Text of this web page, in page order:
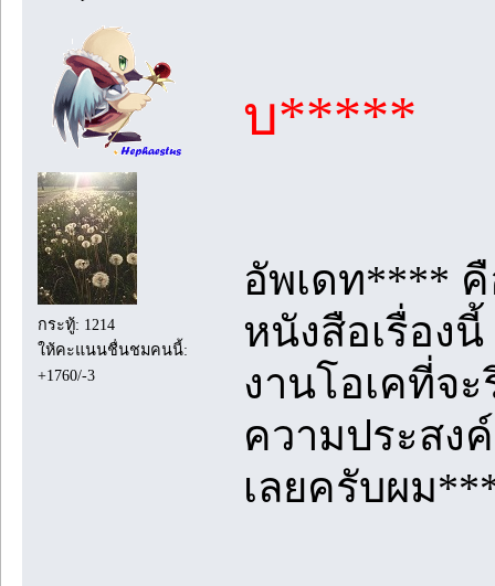
กระทู้: 1214
ให้คะแนนชื่นชมคนนี้:
+1760/-3
บ*****
อัพเดท**** คื
หนังสือเรื่อง
งานโอเคที่จ
ความประสง
เลยครับผม